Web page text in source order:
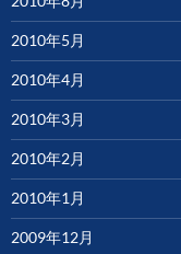
2010年5月
2010年4月
2010年3月
2010年2月
2010年1月
2009年12月